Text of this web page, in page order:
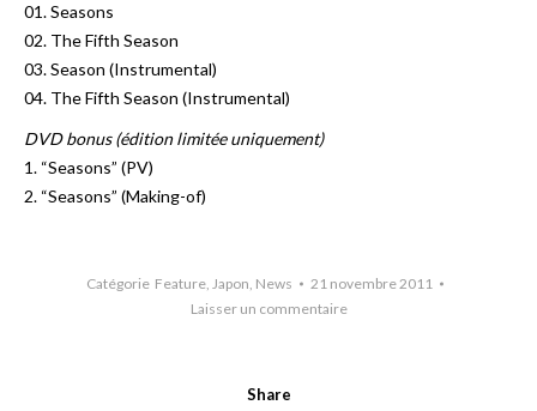
01. Seasons
02. The Fifth Season
03. Season (Instrumental)
04. The Fifth Season (Instrumental)
DVD bonus (édition limitée uniquement)
1. “Seasons” (PV)
2. “Seasons” (Making-of)
Catégorie Feature, Japon, News
21 novembre 2011
Laisser un commentaire
Share